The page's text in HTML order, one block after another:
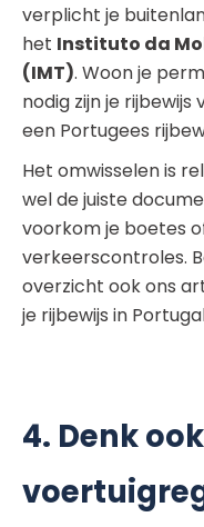
verplicht je
het Instituto da
(IMT). Woon je
nodig zijn je
een Portugees
Het omwisselen is
wel de juiste
voorkom je boetes
verkeerscontroles.
overzicht ook ons
je rijbewijs in
4. Denk